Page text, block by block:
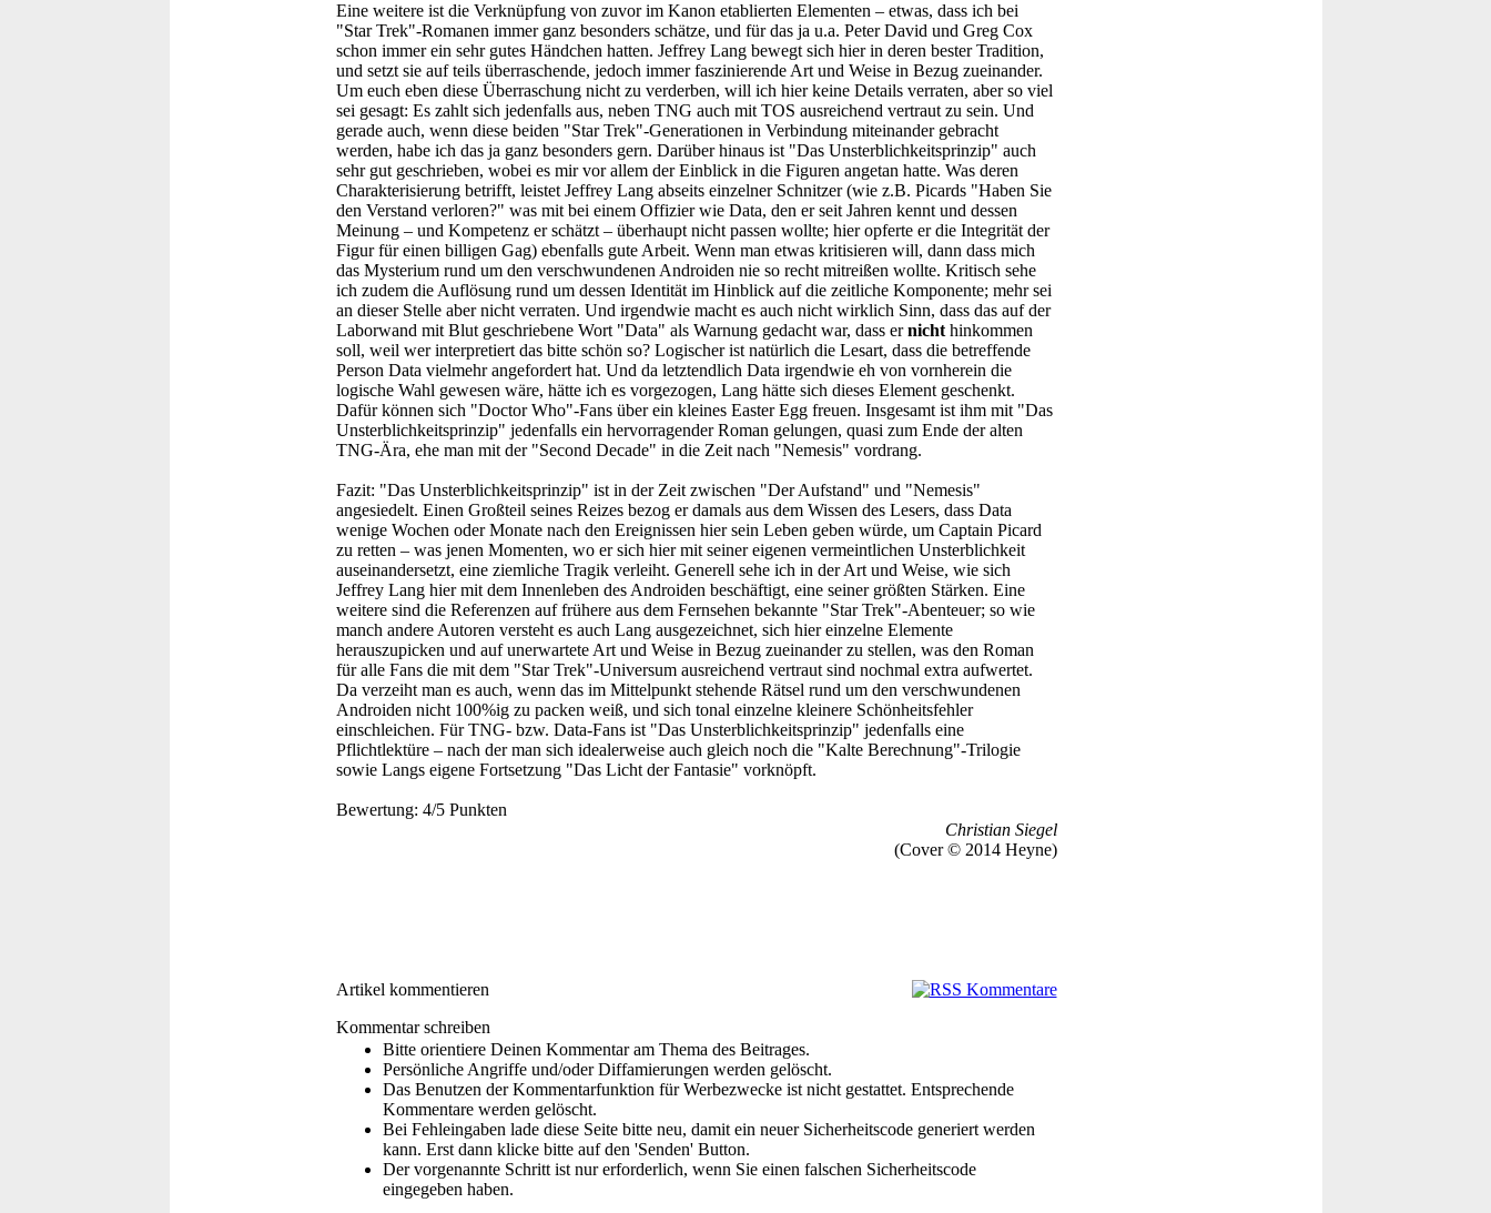
Eine weitere ist die Verknüpfung von zuvor im Kanon etablierten Elementen – etwas, dass ich bei
"Star Trek"-Romanen immer ganz besonders schätze, und für das ja u.a. Peter David und Greg Cox
schon immer ein sehr gutes Händchen hatten. Jeffrey Lang bewegt sich hier in deren bester Tradition,
und setzt sie auf teils überraschende, jedoch immer faszinierende Art und Weise in Bezug zueinander.
Um euch eben diese Überraschung nicht zu verderben, will ich hier keine Details verraten, aber so viel
sei gesagt: Es zahlt sich jedenfalls aus, neben TNG auch mit TOS ausreichend vertraut zu sein. Und
gerade auch, wenn diese beiden "Star Trek"-Generationen in Verbindung miteinander gebracht
werden, habe ich das ja ganz besonders gern. Darüber hinaus ist "Das Unsterblichkeitsprinzip" auch
sehr gut geschrieben, wobei es mir vor allem der Einblick in die Figuren angetan hatte. Was deren
Charakterisierung betrifft, leistet Jeffrey Lang abseits einzelner Schnitzer (wie z.B. Picards "Haben Sie
den Verstand verloren?" was mit bei einem Offizier wie Data, den er seit Jahren kennt und dessen
Meinung – und Kompetenz er schätzt – überhaupt nicht passen wollte; hier opferte er die Integrität der
Figur für einen billigen Gag) ebenfalls gute Arbeit. Wenn man etwas kritisieren will, dann dass mich
das Mysterium rund um den verschwundenen Androiden nie so recht mitreißen wollte. Kritisch sehe
ich zudem die Auflösung rund um dessen Identität im Hinblick auf die zeitliche Komponente; mehr sei
an dieser Stelle aber nicht verraten. Und irgendwie macht es auch nicht wirklich Sinn, dass das auf der
Laborwand mit Blut geschriebene Wort "Data" als Warnung gedacht war, dass ernichthinkommen
soll, weil wer interpretiert das bitte schön so? Logischer ist natürlich die Lesart, dass die betreffende
Person Data vielmehr angefordert hat. Und da letztendlich Data irgendwie eh von vornherein die
logische Wahl gewesen wäre, hätte ich es vorgezogen, Lang hätte sich dieses Element geschenkt.
Dafür können sich "Doctor Who"-Fans über ein kleines Easter Egg freuen. Insgesamt ist ihm mit "Das
Unsterblichkeitsprinzip" jedenfalls ein hervorragender Roman gelungen, quasi zum Ende der alten
TNG-Ära, ehe man mit der "Second Decade" in die Zeit nach "Nemesis" vordrang.
Fazit: "Das Unsterblichkeitsprinzip" ist in der Zeit zwischen "Der Aufstand" und "Nemesis"
angesiedelt. Einen Großteil seines Reizes bezog er damals aus dem Wissen des Lesers, dass Data
wenige Wochen oder Monate nach den Ereignissen hier sein Leben geben würde, um Captain Picard
zu retten – was jenen Momenten, wo er sich hier mit seiner eigenen vermeintlichen Unsterblichkeit
auseinandersetzt, eine ziemliche Tragik verleiht. Generell sehe ich in der Art und Weise, wie sich
Jeffrey Lang hier mit dem Innenleben des Androiden beschäftigt, eine seiner größten Stärken. Eine
weitere sind die Referenzen auf frühere aus dem Fernsehen bekannte "Star Trek"-Abenteuer; so wie
manch andere Autoren versteht es auch Lang ausgezeichnet, sich hier einzelne Elemente
herauszupicken und auf unerwartete Art und Weise in Bezug zueinander zu stellen, was den Roman
für alle Fans die mit dem "Star Trek"-Universum ausreichend vertraut sind nochmal extra aufwertet.
Da verzeiht man es auch, wenn das im Mittelpunkt stehende Rätsel rund um den verschwundenen
Androiden nicht 100%ig zu packen weiß, und sich tonal einzelne kleinere Schönheitsfehler
einschleichen. Für TNG- bzw. Data-Fans ist "Das Unsterblichkeitsprinzip" jedenfalls eine
Pflichtlektüre – nach der man sich idealerweise auch gleich noch die "Kalte Berechnung"-Trilogie
sowie Langs eigene Fortsetzung "Das Licht der Fantasie" vorknöpft.
Bewertung: 4/5 Punkten
Christian Siegel
(Cover © 2014 Heyne)
Artikel kommentieren
Kommentar schreiben
Bitte orientiere Deinen Kommentar am Thema des Beitrages.
Persönliche Angriffe und/oder Diffamierungen werden gelöscht.
Das Benutzen der Kommentarfunktion für Werbezwecke ist nicht gestattet. Entsprechende
Kommentare werden gelöscht.
Bei Fehleingaben lade diese Seite bitte neu, damit ein neuer Sicherheitscode generiert werden
kann. Erst dann klicke bitte auf den 'Senden' Button.
Der vorgenannte Schritt ist nur erforderlich, wenn Sie einen falschen Sicherheitscode
eingegeben haben.